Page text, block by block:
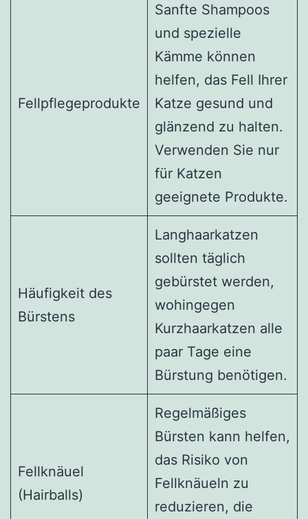
Fellpflegeprodukte
Sanfte Shampoos
und spezielle
Kämme können
helfen, das Fell Ihrer
Katze gesund und
glänzend zu halten.
Verwenden Sie nur
für Katzen
geeignete Produkte.
Häufigkeit des
Bürstens
Langhaarkatzen
sollten täglich
gebürstet werden,
wohingegen
Kurzhaarkatzen alle
paar Tage eine
Bürstung benötigen.
Fellknäuel
(Hairballs)
Regelmäßiges
Bürsten kann helfen,
das Risiko von
Fellknäueln zu
reduzieren, die